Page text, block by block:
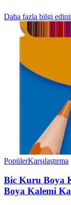
Daha fazla bilgi
PopülerKarşılaştırma
Bic Kuru Boya
Boya Kalemi